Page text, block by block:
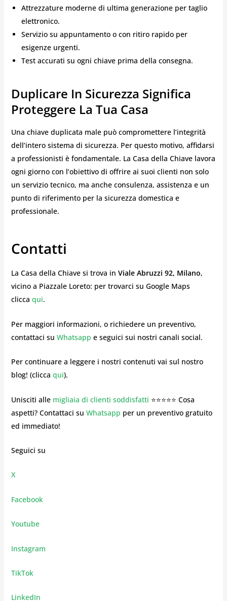
Attrezzature moderne di ultima generazione per taglio
elettronico.
Servizio su appuntamento o con ritiro rapido per
esigenze urgenti.
Test accurati su ogni chiave prima della consegna.
Duplicare In Sicurezza Significa
Proteggere La Tua Casa
Una chiave duplicata male può compromettere l’integrità
dell’intero sistema di sicurezza. Per questo motivo, affidarsi
a professionisti è fondamentale. La Casa della Chiave lavora
ogni giorno con l’obiettivo di offrire ai suoi clienti non solo
un servizio tecnico, ma anche consulenza, assistenza e un
punto di riferimento per la sicurezza domestica e
professionale.
Contatti
La Casa della Chiave si trova in Viale Abruzzi 92, Milano,
vicino a Piazzale Loreto: per trovarci su Google Maps
clicca qui.
Per maggiori informazioni, o richiedere un preventivo,
contattaci su Whatsapp e seguici sui nostri canali social.
Per continuare a leggere i nostri contenuti vai sul nostro
blog! (clicca qui).
Unisciti alle migliaia di clienti soddisfatti ⭐⭐⭐⭐⭐ Cosa
aspetti? Contattaci su Whatsapp per un preventivo gratuito
ed immediato!
Seguici su
X
Facebook
Youtube
Instagram
TikTok
LinkedIn